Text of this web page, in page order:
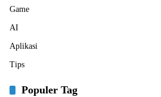
Game
AI
Aplikasi
Tips
Populer Tag